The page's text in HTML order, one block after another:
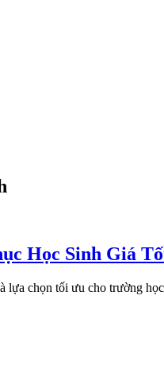
Học Sinh Giá
lựa chọn tối ưu cho trường